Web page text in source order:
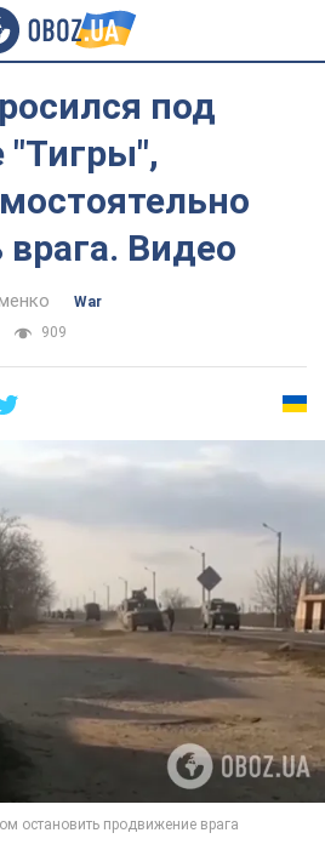
под
"Тигры",
врага. Видео
War
909